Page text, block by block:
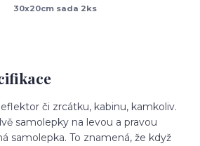
30x20cm sada 2ks
či zrcátku, kabinu, kamkoliv.
samolepky na levou a pravou
samolepka. To znamená, že když